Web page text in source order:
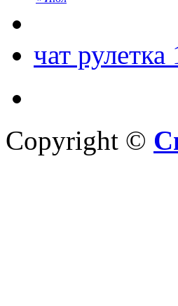
чат рулетка
Copyright ©